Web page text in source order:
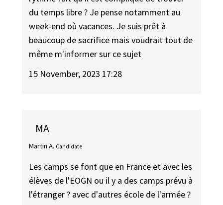
du temps libre ? Je pense notamment au
week-end où vacances. Je suis prêt à
beaucoup de sacrifice mais voudrait tout de
même m'informer sur ce sujet
15 November, 2023 17:28
MA
Martin A. Candidate
Les camps se font que en France et avec les
élèves de l'EOGN ou il y a des camps prévu à
l'étranger ? avec d'autres école de l'armée ?